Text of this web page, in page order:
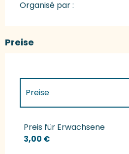
Organisé par :
Preise
Preise
Preise 2027
Preis für Erwachsene
3,00 €